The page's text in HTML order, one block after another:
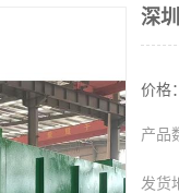
深
价格：
产品
发货